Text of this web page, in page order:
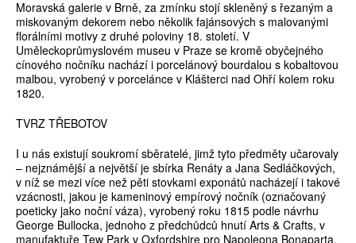
Moravská galerie v Brně, za zmínku stojí skleněný s řezaným a
miskovaným dekorem nebo několik fajánsových s malovanými
florálními motivy z druhé poloviny 18. století. V
Uměleckoprůmyslovém museu v Praze se kromě obyčejného
cínového nočníku nachází i porcelánový bourdalou s kobaltovou
malbou, vyrobený v porcelánce v Klášterci nad Ohří kolem roku
1820.
TVRZ TŘEBOTOV
I u nás existují soukromí sběratelé, jimž tyto předměty učarovaly
– nejznámější a největší je sbírka Renáty a Jana Sedláčkových,
v níž se mezi více než pěti stovkami exponátů nacházejí i takové
vzácnosti, jakou je kameninový empírový nočník (označovaný
poeticky jako noční váza), vyrobený roku 1815 podle návrhu
George Bullocka, jednoho z předchůdců hnutí Arts & Crafts, v
manufaktuře Tew Park v Oxfordshire pro Napoleona Bonaparta.